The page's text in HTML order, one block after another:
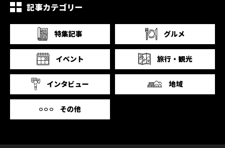
記事カテゴリー
特集記事 グルメ
イベント 旅行・観光
インタビュー 地域
その他